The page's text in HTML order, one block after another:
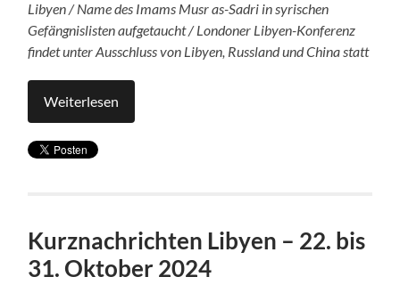
Libyen / Name des Imams Musr as-Sadri in syrischen
Gefängnislisten aufgetaucht / Londoner Libyen-Konferenz
findet unter Ausschluss von Libyen, Russland und China statt
Weiterlesen
Kurznachrichten Libyen – 22. bis
31. Oktober 2024